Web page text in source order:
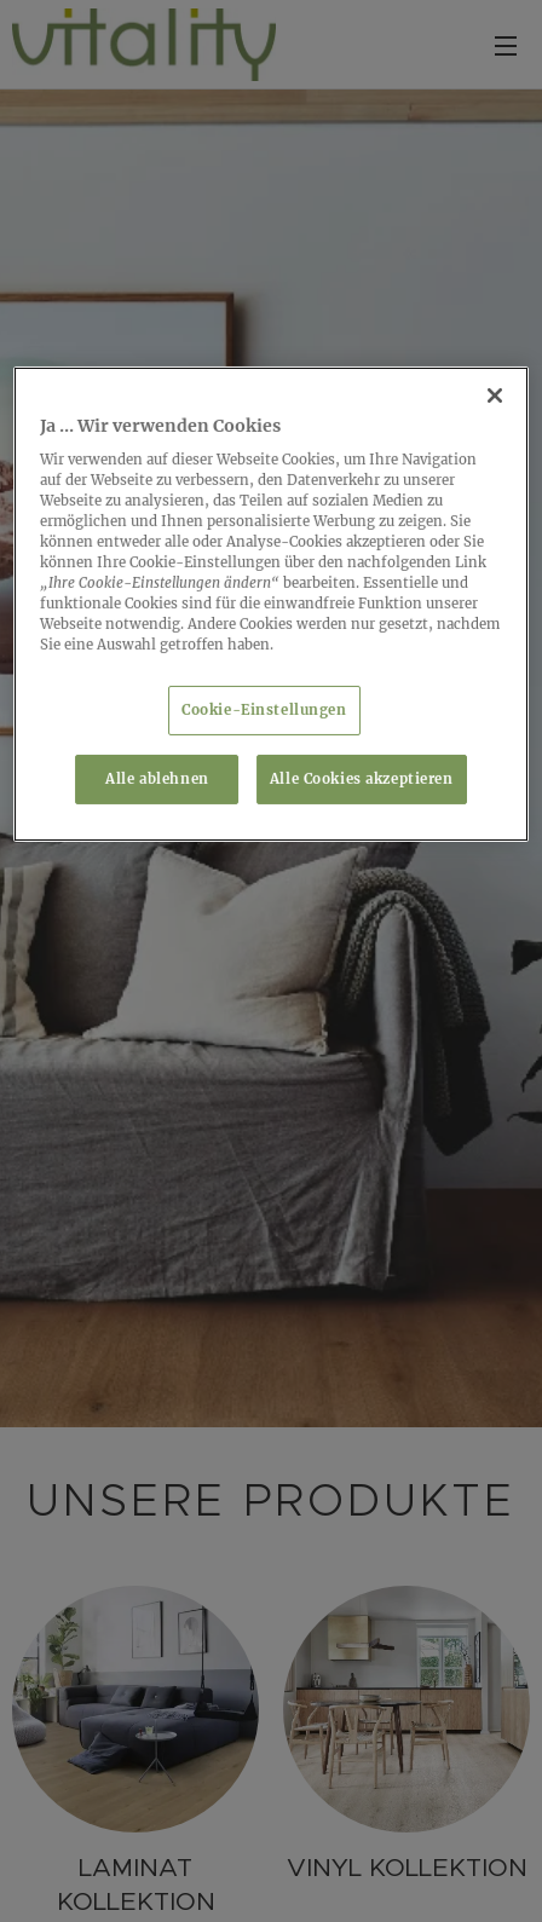
UNSERE PRODUKTE
LAMINAT
KOLLEKTION
VINYL KOLLEKTION
Ja ... Wir verwenden Cookies
Wir verwenden auf dieser Webseite Cookies, um Ihre Navigation
auf der Webseite zu verbessern, den Datenverkehr zu unserer
Webseite zu analysieren, das Teilen auf sozialen Medien zu
ermöglichen und Ihnen personalisierte Werbung zu zeigen. Sie
können entweder alle oder Analyse-Cookies akzeptieren oder Sie
können Ihre Cookie-Einstellungen über den nachfolgenden Link
„Ihre Cookie-Einstellungen ändern“ bearbeiten. Essentielle und
funktionale Cookies sind für die einwandfreie Funktion unserer
Webseite notwendig. Andere Cookies werden nur gesetzt, nachdem
Sie eine Auswahl getroffen haben.
Cookie-Einstellungen
Alle ablehnen Alle Cookies akzeptieren